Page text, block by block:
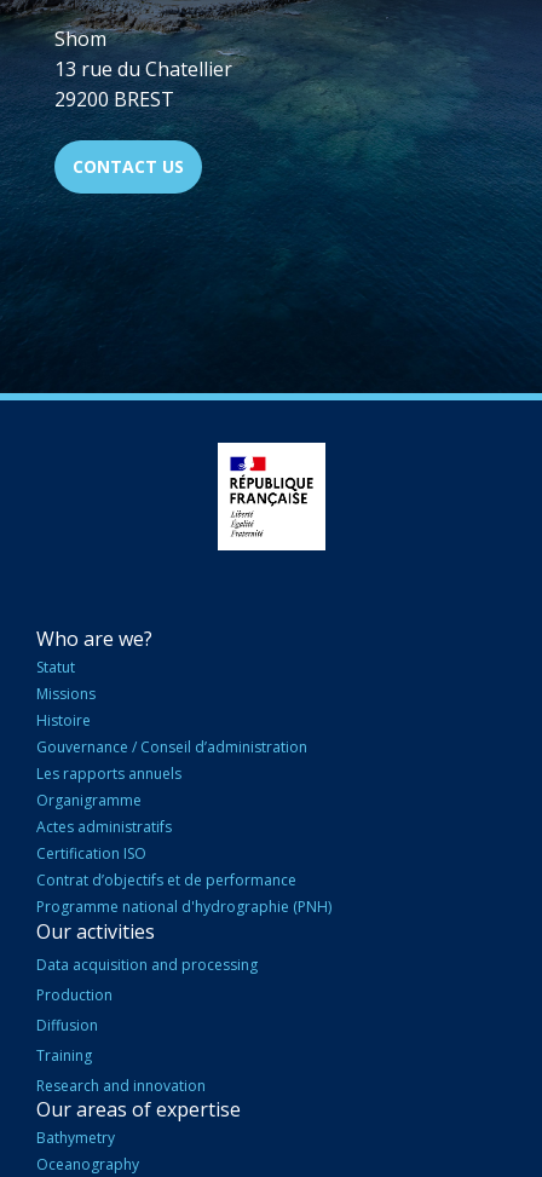
Shom
13 rue du Chatellier
29200 BREST
CONTACT US
NAVIGATION
PRINCIPALE
Who are we?
Statut
Missions
Histoire
Gouvernance / Conseil d’administration
Les rapports annuels
Organigramme
Actes administratifs
Certification ISO
Contrat d’objectifs et de performance
Programme national d'hydrographie (PNH)
Our activities
Data acquisition and processing
Production
Diffusion
Training
Research and innovation
Our areas of expertise
Bathymetry
Oceanography